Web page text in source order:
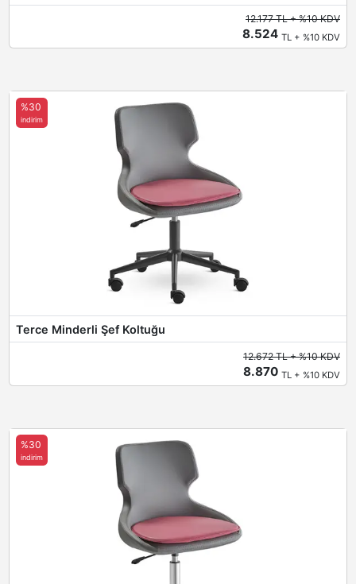
12.177 TL + %10 KDV
8.524TL + %10 KDV
Terce Minderli Şef Koltuğu
%30
indirim
12.672 TL + %10 KDV
8.870TL + %10 KDV
%30
indirim